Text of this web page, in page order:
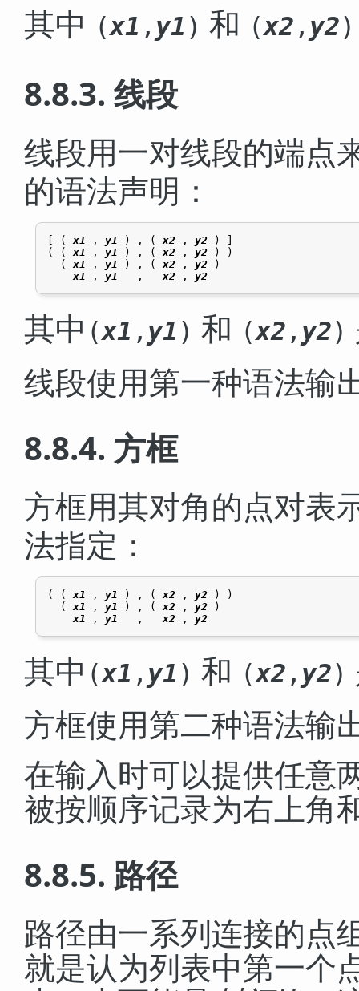
其中 (x1 , y1 ) 和 (x2 , y2)
8.8.3. 线段
线段用一对线段的端点
的语法声明：
[ ( x1 , y1 ) , ( x2 , y2 ) ]
( ( x1 , y1 ) , ( x2 , y2 ) )
  (
x1 , y1 ) , ( x2 , y2 )
x1 , y1
   ,
x2 , y2
其中 (x1 , y1 ) 和 (x2 , y2)
线段使用第一种语法输
8.8.4. 方框
方框用其对角的点对表
法指定：
( ( x1 , y1 ) , ( x2 , y2 ) )
  (
x1 , y1 ) , ( x2 , y2 )
x1 , y1
   ,
x2 , y2
其中 (x1 , y1 ) 和 (x2 , y2)
方框使用第二种语法输
在输入时可以提供任意
被按顺序记录为右上角
8.8.5. 路径
路径由一系列连接的点
就是认为列表中第一个